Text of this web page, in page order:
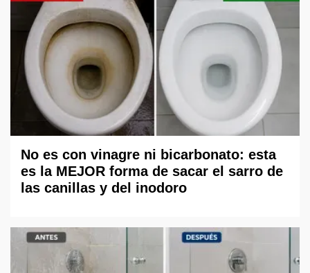
No es con vinagre ni bicarbonato: esta
es la MEJOR forma de sacar el sarro de
las canillas y del inodoro